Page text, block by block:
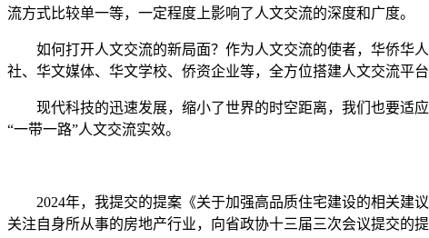
流方式比较单一等，一定程度上影响了人文交流的深度和广度。
如何打开人文交流的新局面？作为人文交流的使者，华侨华人
社、华文媒体、华文学校、侨资企业等，全方位搭建人文交流平
现代科技的迅速发展，缩小了世界的时空距离，我们也要适应
“一带一路”人文交流实效。
2024年，我提交的提案《关于加强高品质住宅建设的相关建
关注自身所从事的房地产行业，向省政协十三届三次会议提交的